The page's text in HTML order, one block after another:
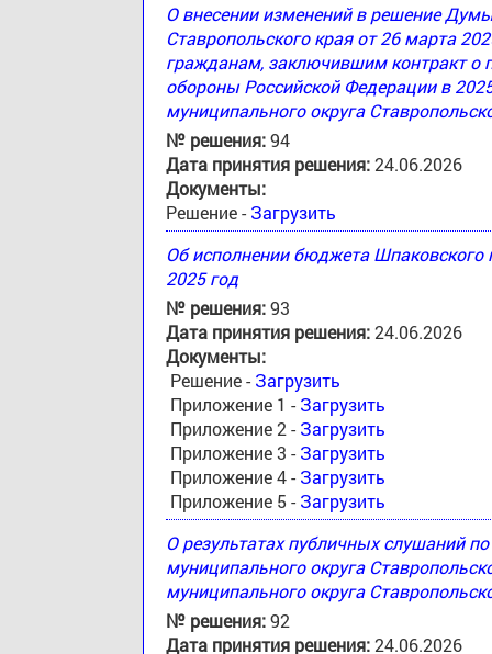
О внесении изменений в решение
Ставропольского края от 26 марта
гражданам, заключившим контракт о
обороны Российской Федерации в
муниципального округа
№ решения:94
Дата принятия решения:24.06.2026
Документы:
Решение - Загрузить
Об исполнении бюджета Шпаковского
2025 год
№ решения:93
Дата принятия решения:24.06.2026
Документы:
Решение - Загрузить
Приложение 1 - Загрузить
Приложение 2 - Загрузить
Приложение 3 - Загрузить
Приложение 4 - Загрузить
Приложение 5 - Загрузить
О результатах публичных слушаний
муниципального округа
муниципального округа
№ решения:92
Дата принятия решения:24.06.2026